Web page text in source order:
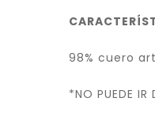
color
cantidad
98% cuero
*NO PUEDE IR